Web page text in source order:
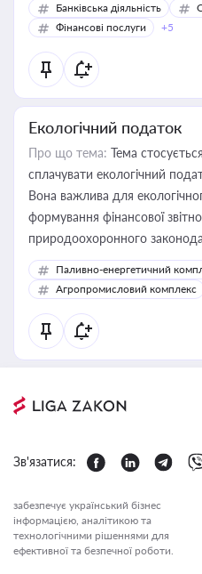
Банківська діяльність
Фінансові послуги
+5
Екологічний податок
Про що тема: Тема
сплачувати екологічний
Вона важлива для
формування фінансової
природоохоронного
Паливно-енергетичний
Агропромисловий комплекс
Зв'язатися:
забезпечує український бізнес
інформацією, аналітикою та
технологічними рішеннями для
ефективної та безпечної роботи.